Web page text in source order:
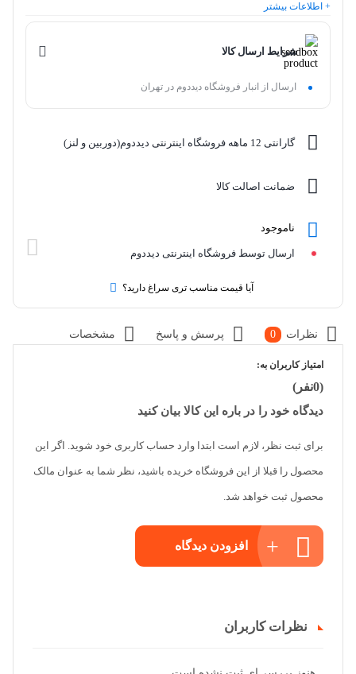
+ اطلاعات بیشتر
شرایط ارسال کالا
ارسال از انبار فروشگاه دیددوم در تهران
گارانتی 12 ماهه فروشگاه اینترنتی دیددوم(دوربین و لنز)
ضمانت اصالت کالا
ناموجود
ارسال توسط فروشگاه اینترنتی دیددوم
آیا قیمت مناسب تری سراغ دارید؟
نظرات 0 پرسش و پاسخ مشخصات
امتیاز کاربران به:
(0نفر)
دیدگاه خود را در باره این کالا بیان کنید
برای ثبت نظر، لازم است ابتدا وارد حساب کاربری خود شوید. اگر این
محصول را قبلا از این فروشگاه خریده باشید، نظر شما به عنوان مالک
محصول ثبت خواهد شد.
افزودن دیدگاه
نظرات کاربران